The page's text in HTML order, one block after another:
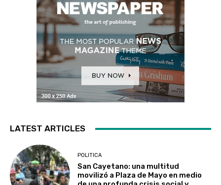
LATEST ARTICLES
POLITICA
San Cayetano: una multitud
movilizó a Plaza de Mayo en medio